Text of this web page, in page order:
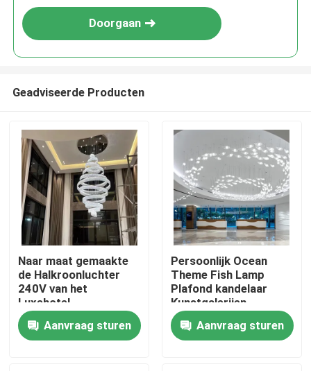
Thuis
Producten
Doorgaan
Geadviseerde Producten
Naar maat gemaakte
de Halkroonluchter
240V van het
Luxehotel
Aanvraag sturen
Persoonlijk Ocean
Theme Fish Lamp
Plafond kandelaar
Kunstgalerijen
Vergaderzaal
Aanvraag sturen